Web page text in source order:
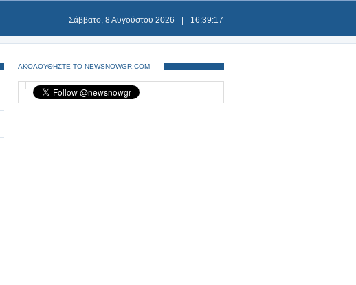
Σάββατο, 8 Αυγούστου 2026 16:39:18
ΑΚΟΛΟΥΘΗΣΤΕ ΤΟ NEWSNOWGR.COM